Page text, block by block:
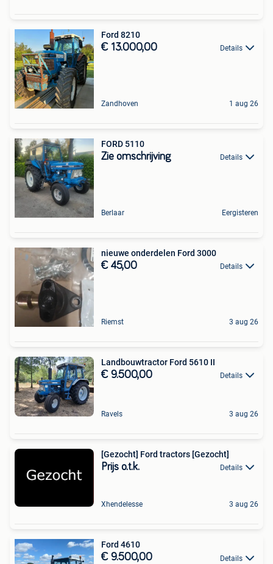
Ford 8210
€ 13.000,00 Details
Zandhoven 1 aug 26
FORD 5110
Zie omschrijving Details
Berlaar Eergisteren
nieuwe onderdelen Ford 3000
€ 45,00 Details
Riemst 3 aug 26
Landbouwtractor Ford 5610 II
€ 9.500,00 Details
Ravels 3 aug 26
[Gezocht] Ford tractors [Gezocht]
Prijs o.t.k. Details
Xhendelesse 3 aug 26
Ford 4610
€ 9.500,00 Details